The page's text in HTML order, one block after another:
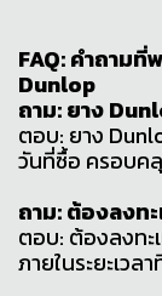
FAQ: คำถาม
Dunlop
ถาม: ยาง
ตอบ: ยาง
วันที่ซื้อ ครอบค
ถาม: ต้องลงท
ตอบ: ต้องลงทะ
ภายในระยะเว